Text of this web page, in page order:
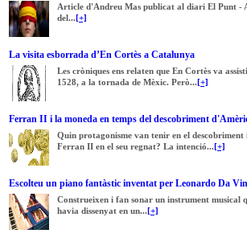
Article d'Andreu Mas publicat al diari El Punt -
del...[+]
La visita esborrada d’En Cortès a Catalunya
Les cròniques ens relaten que En Cortès va
1528, a la tornada de Mèxic. Però...[+]
Ferran II i la moneda en temps del descobriment
Quin protagonisme van tenir en el
Ferran II en el seu regnat? La intenció...[+]
Escolteu un piano fantàstic inventat per Leonardo Da
Construeixen i fan sonar un instrument musical
havia dissenyat en un...[+]